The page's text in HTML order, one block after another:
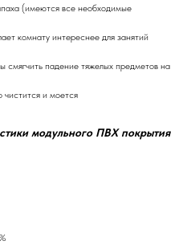
(имеются все необходимые
комнату интереснее для занятий
смягчить падение тяжелых предметов на
чистится и моется
модульного ПВХ покрытия